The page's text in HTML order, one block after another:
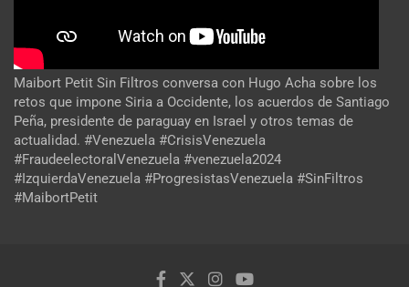
Maibort Petit Sin Filtros conversa con Hugo Acha sobre los
retos que impone Siria a Occidente, los acuerdos de Santiago
Peña, presidente de paraguay en Israel y otros temas de
actualidad. #Venezuela #CrisisVenezuela
#FraudeelectoralVenezuela #venezuela2024
#IzquierdaVenezuela #ProgresistasVenezuela #SinFiltros
#MaibortPetit